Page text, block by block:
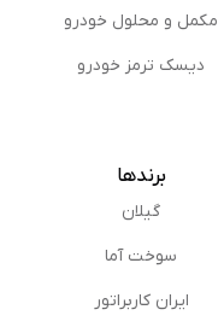
مكمل و محلول خودرو
دیسک ترمز خودرو
برندها
گیلان
سوخت آما
ایران کاربراتور